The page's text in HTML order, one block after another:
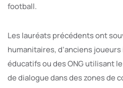
football.
Les lauréats précédents ont
humanitaires, d’anciens
éducatifs ou des ONG utilisant
de dialogue dans des zones de